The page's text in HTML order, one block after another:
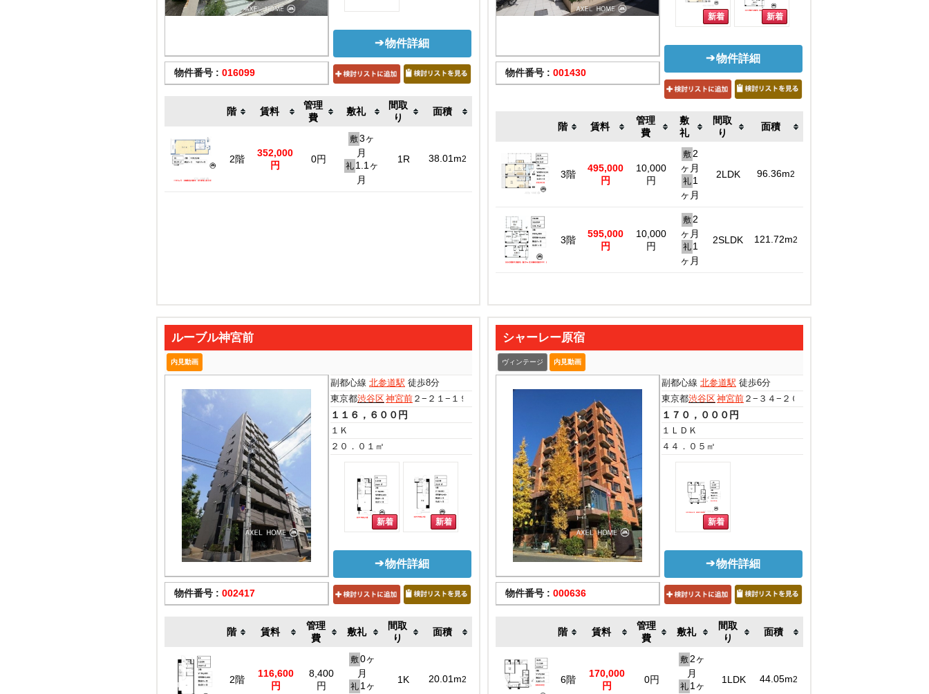
物件番号 : 016099
物件詳細
階 賃料
管理
費
敷礼
間取
り
面積
2階
352,000
円
0円
敷 3ヶ
月
礼 1.1ヶ
月
1R 38.01m2
物件番号 : 001430
物件詳細
階 賃料
管理
費
敷
礼
間取
り
面積
3階
495,000
円
10,000
円
敷2
ヶ月
礼 1
ヶ月
2LDK 96.36m2
3階
595,000
円
10,000
円
敷2
ヶ月
礼 1
ヶ月
2SLDK 121.72m2
ルーブル神宮前
内見動画
物件番号 : 002417
副都心線 北参道駅 徒歩8分
東京都渋谷区神宮前 ２−２１−１９
１１６，６００円
１Ｋ
２０．０１㎡
物件詳細
階 賃料
管理
費
敷礼
間取
り
面積
2階
116,600
円
8,400
円
敷0ヶ
月
礼 1ヶ
1K 20.01m2
シャーレー原宿
ヴィンテージ 内見動画
物件番号 : 000636
副都心線 北参道駅 徒歩6分
東京都渋谷区神宮前 ２−３４−２０
１７０，０００円
１ＬＤＫ
４４．０５㎡
物件詳細
階 賃料
管理
費
敷礼
間取
り
面積
6階
170,000
円
0円
敷2ヶ
月
礼 1ヶ
1LDK 44.05m2